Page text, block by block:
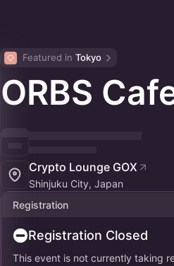
Featured in Tokyo
ORBS
Crypto Lounge GOX
Shinjuku City, Japan
Registration
Registration Closed
This event is not currently taking